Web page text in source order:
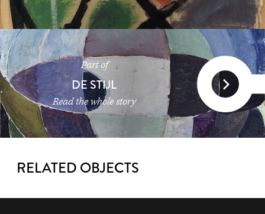
Part of
DE STIJL
Read the whole story
RELATED OBJECTS